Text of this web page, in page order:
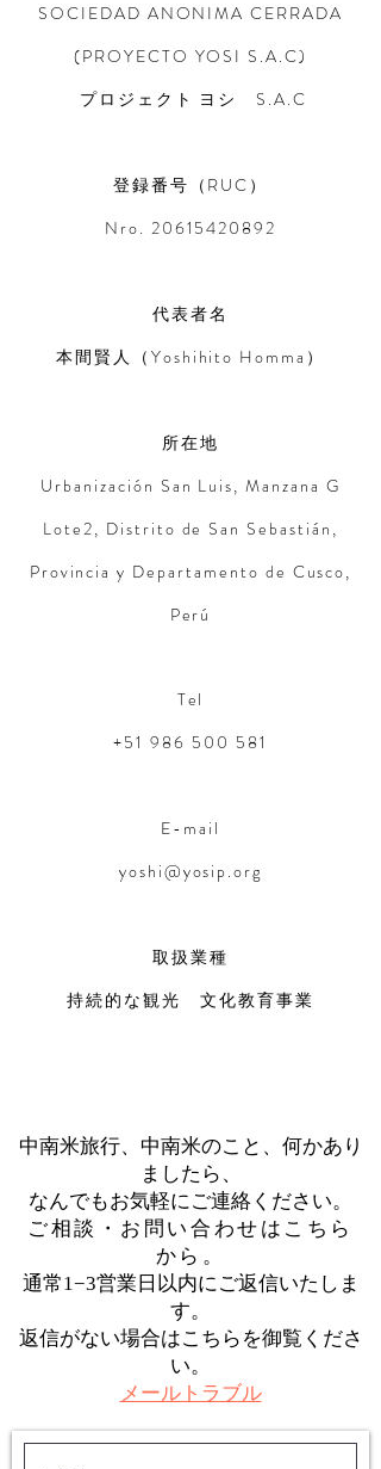
SOCIEDAD ANONIMA CERRADA
(PROYECTO YOSI S.A.C)
プロジェクト ヨシ S.A.C
登録番号（RUC）
Nro. 20615420892
代表者名
本間賢人（Yoshihito Homma）
所在地
Urbanización San Luis, Manzana G
Lote2, Distrito de San Sebastián,
Provincia y Departamento de Cusco,
Perú
Tel
+51 986 500 581
E-mail
yoshi@yosip.org
取扱業種
持続的な観光 文化教育事業
中南米旅行、中南米のこと、何かあり
ましたら、
なんでもお気軽にご連絡ください。
​ご相談・お問い合わせはこちら
から。
通常1−3営業日以内にご返信いたしま
す。
返信がない場合はこちらを御覧くださ
い。
メールトラブル